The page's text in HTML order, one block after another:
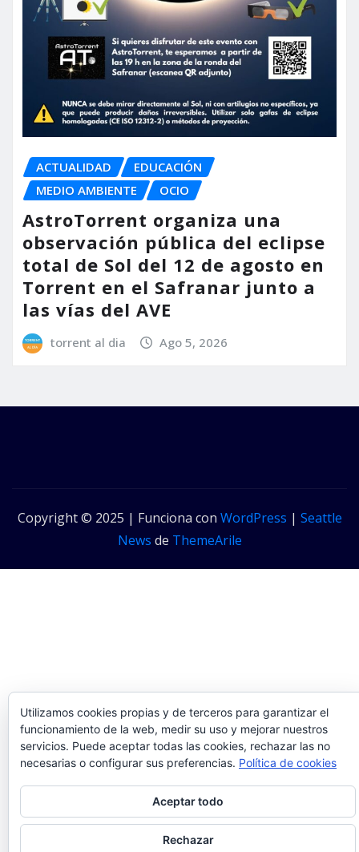
ACTUALIDAD
EDUCACIÓN
MEDIO AMBIENTE
OCIO
AstroTorrent organiza una
observación pública del eclipse
total de Sol del 12 de agosto en
Torrent en el Safranar junto a
las vías del AVE
torrent al dia Ago 5, 2026
Copyright © 2025 | Funciona con WordPress | Seattle
News de ThemeArile
Utilizamos cookies propias y de terceros para garantizar el
funcionamiento de la web, medir su uso y mejorar nuestros
servicios. Puede aceptar todas las cookies, rechazar las no
necesarias o configurar sus preferencias. Política de cookies
Aceptar todo
Rechazar
Para obtener más información, incluido cómo gestionar las cookies,